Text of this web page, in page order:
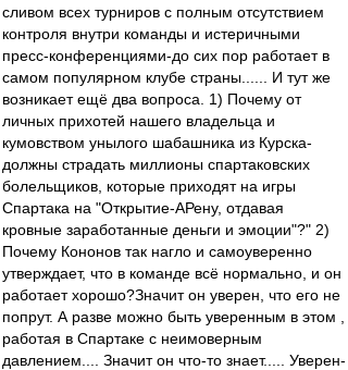
сливом всех турниров с полным отсутствием
контроля внутри команды и истеричными
пресс-конференциями-до сих пор работает в
самом популярном клубе страны...... И тут же
возникает ещё два вопроса. 1) Почему от
личных прихотей нашего владельца и
кумовством унылого шабашника из Курска-
должны страдать миллионы спартаковских
болельщиков, которые приходят на игры
Спартака на "Открытие-АРену, отдавая
кровные заработанные деньги и эмоции"?" 2)
Почему Кононов так нагло и самоуверенно
утверждает, что в команде всё нормально, и он
работает хорошо?Значит он уверен, что его не
попрут. А разве можно быть уверенным в этом ,
работая в Спартаке с неимоверным
давлением.... Значит он что-то знает..... Уверен-